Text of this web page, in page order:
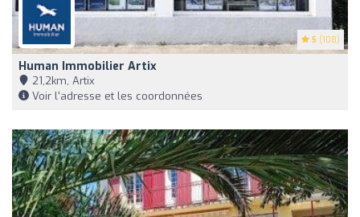
5 (108)
Human Immobilier Artix
21,2km, Artix
Voir l'adresse et les coordonnées